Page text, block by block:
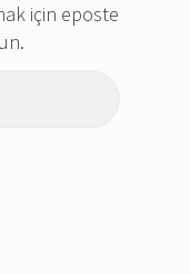
için eposte